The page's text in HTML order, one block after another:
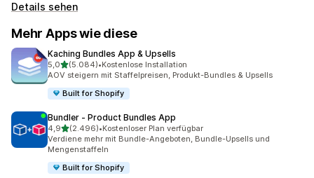
Details sehen
Mehr Apps wie diese
Kaching Bundles App & Upsells
5,0von 5 Sternen
(5.084)
5084 Rezensionen insgesamt
•Kostenlose Installation
AOV steigern mit Staffelpreisen, Produkt-Bundles & Upsells
Built for Shopify
Bundler ‑ Product Bundles App
4,9von 5 Sternen
(2.496)
2496 Rezensionen insgesamt
•Kostenloser Plan verfügbar
Verdiene mehr mit Bundle-Angeboten, Bundle-Upsells und
Mengenstaffeln
Built for Shopify